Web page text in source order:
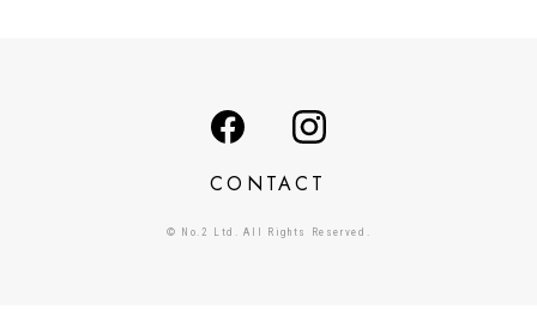
CONTACT
© No.2 Ltd. All Rights Reserved.